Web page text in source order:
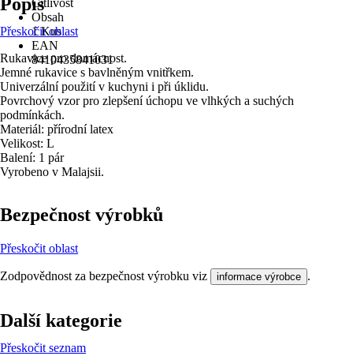
Citlivost
Obsah
1 Kus
EAN
8410435841031
Přeskočit oblast
Rukavice pro domácnost.
Jemné rukavice s bavlněným vnitřkem.
Univerzální použití v kuchyni i při úklidu.
Povrchový vzor pro zlepšení úchopu ve vlhkých a suchých
podmínkách.
Materiál: přírodní latex
Velikost: L
Balení: 1 pár
Vyrobeno v Malajsii.
Bezpečnost výrobků
Přeskočit oblast
Zodpovědnost za bezpečnost výrobku viz informace výrobce .
Další kategorie
Přeskočit seznam